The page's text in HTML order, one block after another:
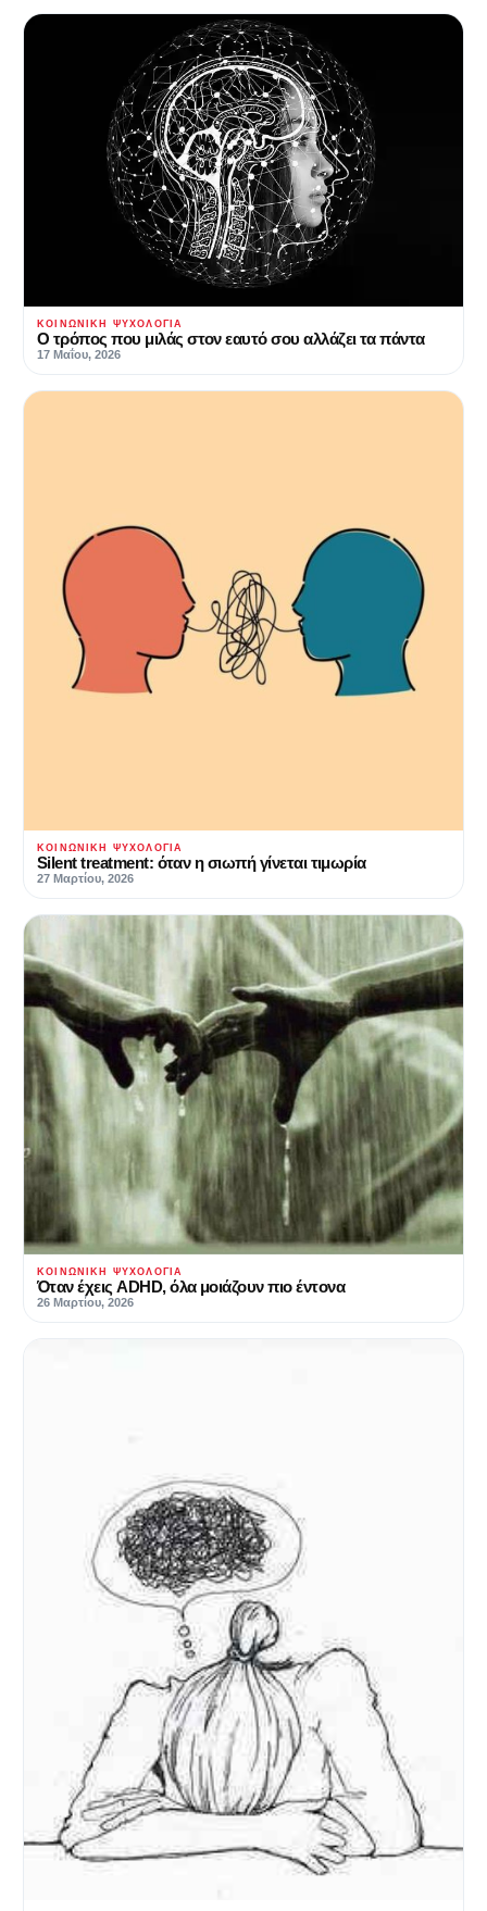
ΚΟΙΝΩΝΙΚΉ ΨΥΧΟΛΟΓΊΑ
Ο τρόπος που μιλάς στον εαυτό σου αλλάζει τα πάντα
17 Μαΐου, 2026
ΚΟΙΝΩΝΙΚΉ ΨΥΧΟΛΟΓΊΑ
Silent treatment: όταν η σιωπή γίνεται τιμωρία
27 Μαρτίου, 2026
ΚΟΙΝΩΝΙΚΉ ΨΥΧΟΛΟΓΊΑ
Όταν έχεις ADHD, όλα μοιάζουν πιο έντονα
26 Μαρτίου, 2026